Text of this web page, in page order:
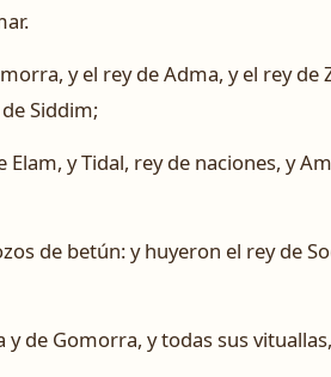
y el rey de Adma, y el rey de
Siddim;
y Tidal, rey de naciones, y
de betún: y huyeron el rey de
de Gomorra, y todas sus